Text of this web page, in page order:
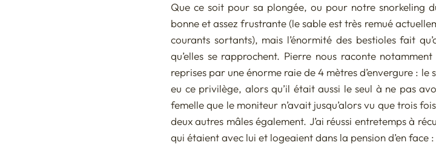
Que ce soit pour sa plongée, ou pour notre snorkeling
bonne et assez frustrante (le sable est très remué
courants sortants), mais l’énormité des bestioles fait
qu’elles se rapprochent. Pierre nous raconte
reprises par une énorme raie de 4 mètres d’envergure :
eu ce privilège, alors qu’il était aussi le seul à ne pas
femelle que le moniteur n’avait jusqu’alors vu que trois
deux autres mâles également. J’ai réussi entretemps à
qui étaient avec lui et logeaient dans la pension d’en face